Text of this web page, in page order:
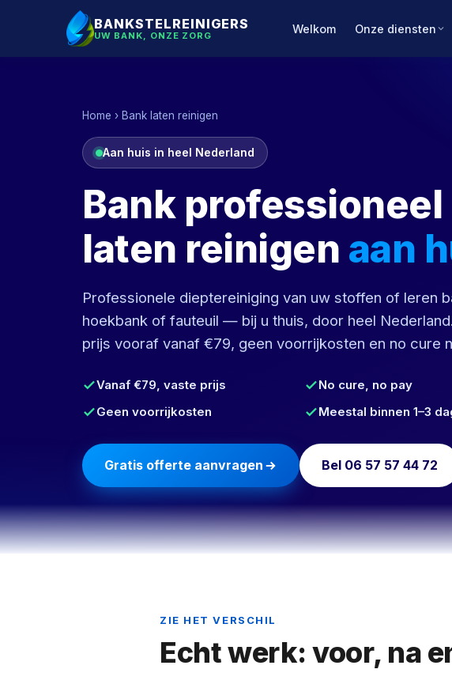
BANKSTELREINIGERS
UW BANK, ONZE ZORG
Welkom Onze diensten
Home › Bank laten reinigen
Aan huis in heel Nederland
Bank professioneel
laten reinigen aan
Professionele dieptereiniging van uw stoffen of leren
hoekbank of fauteuil — bij u thuis, door heel
prijs vooraf vanaf €79, geen voorrijkosten en no cure
Vanaf €79, vaste prijs
No cure, no pay
Geen voorrijkosten
Meestal binnen 1–3
Gratis offerte aanvragen Bel 06 57 57 44 72
ZIE HET VERSCHIL
Echt werk: voor, na